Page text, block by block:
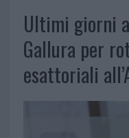
Ultimi giorni
Gallura per
esattoriali